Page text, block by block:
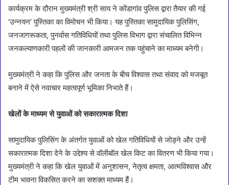
कार्यक्रम के दौरान मुख्यमंत्री श्री साय ने कोंडागांव पुलिस द्वारा तैयार की गई
‘उन्नयन’ पुस्तिका का विमोचन भी किया। यह पुस्तिका सामुदायिक पुलिसिंग,
जनजागरूकता, पुनर्वास गतिविधियों तथा पुलिस विभाग द्वारा संचालित विभिन्न
जनकल्याणकारी पहलों की जानकारी आमजन तक पहुंचाने का माध्यम बनेगी।
मुख्यमंत्री ने कहा कि पुलिस और जनता के बीच विश्वास तथा संवाद को मजबूत
बनाने में ऐसे नवाचार महत्वपूर्ण भूमिका निभाते हैं।
खेलों के माध्यम से युवाओं को सकारात्मक दिशा
सामुदायिक पुलिसिंग के अंतर्गत युवाओं को खेल गतिविधियों से जोड़ने और उन्हें
सकारात्मक दिशा देने के उद्देश्य से वॉलीबॉल खेल किट का वितरण भी किया गया।
मुख्यमंत्री ने कहा कि खेल युवाओं में अनुशासन, नेतृत्व क्षमता, आत्मविश्वास और
टीम भावना विकसित करने का सशक्त माध्यम हैं।